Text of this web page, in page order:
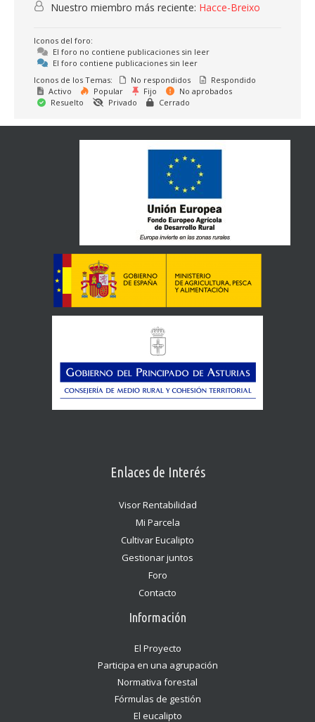
Nuestro miembro más reciente: Hacce-Breixo
Iconos del foro:
El foro no contiene publicaciones sin leer
El foro contiene publicaciones sin leer
Iconos de los Temas:
No respondidos
Respondido
Activo
Popular Fijo
No aprobados
Resuelto
Privado Cerrado
Enlaces de Interés
Visor Rentabilidad
Mi Parcela
Cultivar Eucalipto
Gestionar juntos
Foro
Contacto
Información
El Proyecto
Participa en una agrupación
Normativa forestal
Fórmulas de gestión
El eucalipto